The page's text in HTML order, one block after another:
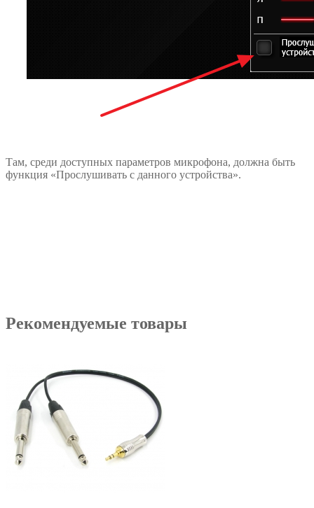
Там, среди доступных параметров микрофона, должна быть
функция «Прослушивать с данного устройства».
Рекомендуемые товары